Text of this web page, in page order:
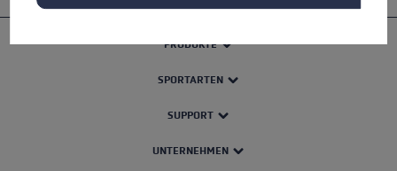
PRODUKTE
SPORTARTEN
SUPPORT
UNTERNEHMEN